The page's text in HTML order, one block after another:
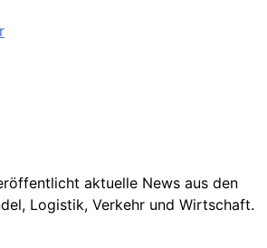
aktuelle News aus den
Logistik, Verkehr und Wirtschaft.